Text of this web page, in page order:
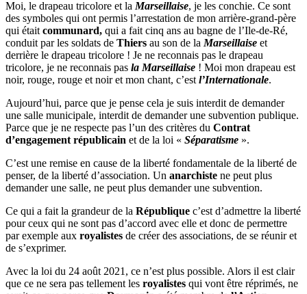
Moi, le drapeau tricolore et laMarseillaise, je les conchie. Ce sont
des symboles qui ont permis l’arrestation de mon arrière-grand-père
qui étaitcommunard, qui a fait cinq ans au bagne de l’Ile-de-Ré,
conduit par les soldats de Thiers au son de laMarseillaise et
derrière le drapeau tricolore ! Je ne reconnais pas le drapeau
tricolore, je ne reconnais pas la Marseillaise ! Moi mon drapeau est
noir, rouge, rouge et noir et mon chant, c’estl’Internationale.
Aujourd’hui, parce que je pense cela je suis interdit de demander
une salle municipale, interdit de demander une subvention publique.
Parce que je ne respecte pas l’un des critères du Contrat
d’engagement républicain et de la loi « Séparatisme ».
C’est une remise en cause de la liberté fondamentale de la liberté de
penser, de la liberté d’association. Un anarchiste ne peut plus
demander une salle, ne peut plus demander une subvention.
Ce qui a fait la grandeur de la République c’est d’admettre la liberté
pour ceux qui ne sont pas d’accord avec elle et donc de permettre
par exemple aux royalistes de créer des associations, de se réunir et
de s’exprimer.
Avec la loi du 24 août 2021, ce n’est plus possible. Alors il est clair
que ce ne sera pas tellement les royalistes qui vont être réprimés, ne